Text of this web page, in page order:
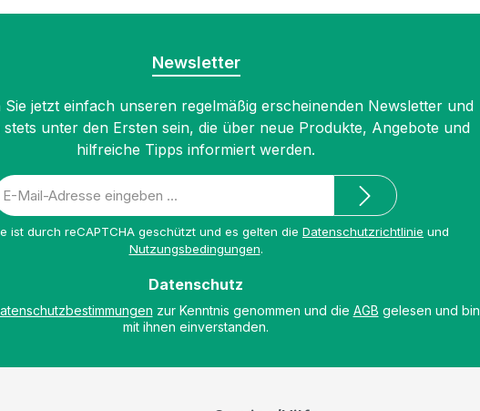
Newsletter
jetzt einfach unseren regelmäßig erscheinenden Newsletter und
stets unter den Ersten sein, die über neue Produkte, Angebote und
hilfreiche Tipps informiert werden.
ist durch reCAPTCHA geschützt und es gelten die Datenschutzrichtlinie und
Nutzungsbedingungen.
Datenschutz
zur Kenntnis genommen und die AGB gelesen und bin
mit ihnen einverstanden.